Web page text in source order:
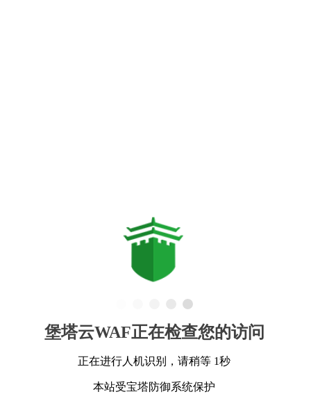
堡塔云WAF正在检查您的访问
正在进行人机识别，请稍等 1秒
本站受宝塔防御系统保护